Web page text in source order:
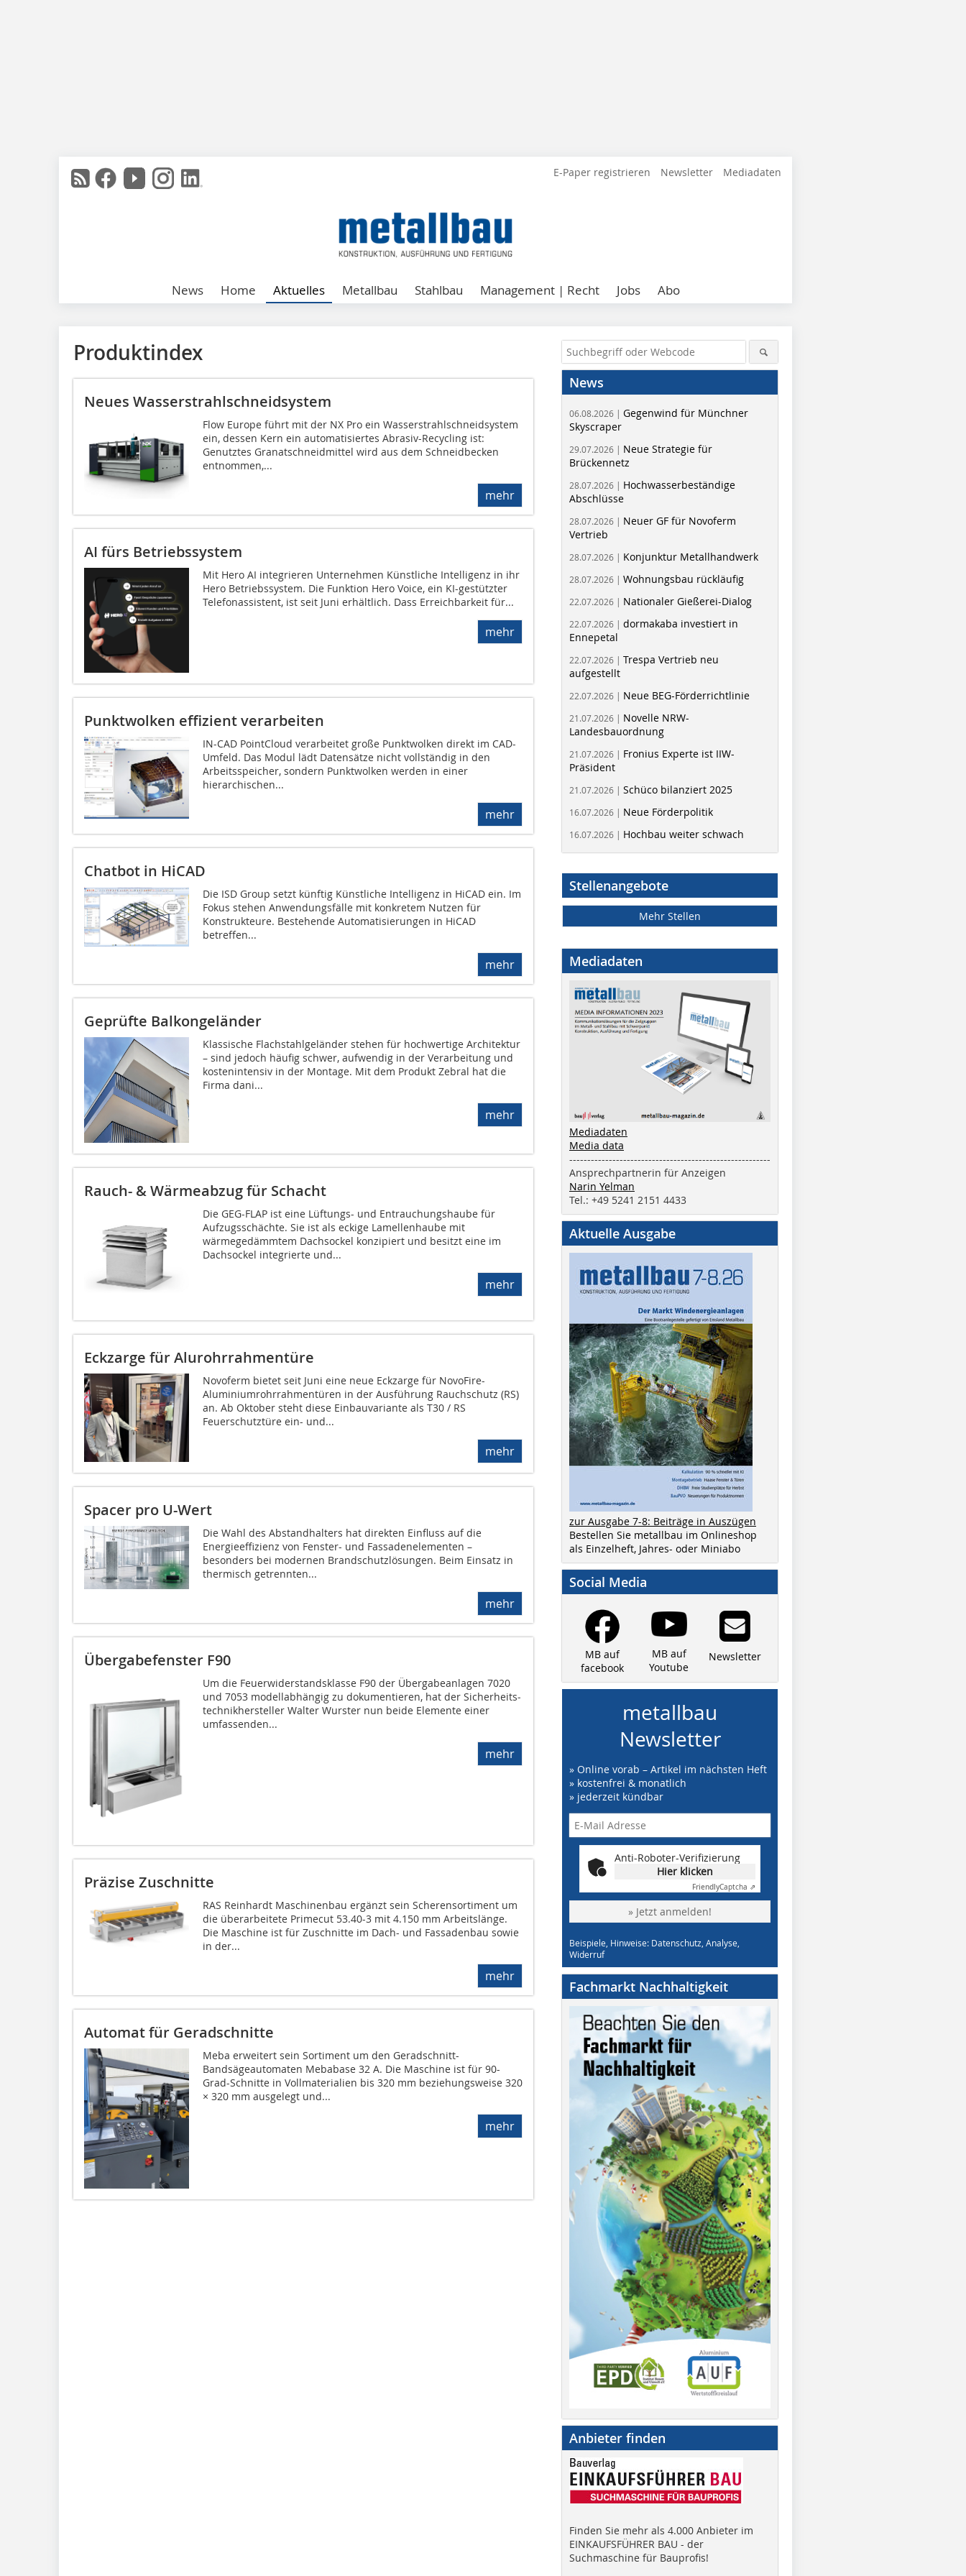
E-Paper registrieren Newsletter Mediadaten
News Home Aktuelles Metallbau Stahlbau Management | Recht Jobs Abo
Produktindex
Neues Wasserstrahlschneidsystem
Flow Europe führt mit der NX Pro ein Wasserstrahlschneidsystem
ein, dessen Kern ein automatisiertes Abrasiv-Recycling ist:
Genutztes Granatschneidmittel wird aus dem Schneidbecken
entnommen,...
mehr
AI fürs Betriebssystem
Mit Hero AI integrieren Unternehmen Künstliche Intelligenz in ihr
Hero Betriebssystem. Die Funktion Hero Voice, ein KI-gestützter
Telefonassistent, ist seit Juni erhältlich. Dass Erreichbarkeit für...
mehr
Punktwolken effizient verarbeiten
IN-CAD PointCloud verarbeitet große Punktwolken direkt im CAD-
Umfeld. Das Modul lädt Datensätze nicht vollständig in den
Arbeitsspeicher, sondern Punktwolken werden in einer
hierarchischen...
mehr
Chatbot in HiCAD
Die ISD Group setzt künftig Künstliche Intelligenz in HiCAD ein. Im
Fokus stehen Anwendungsfälle mit konkretem Nutzen für
Konstrukteure. Bestehende Automatisierungen in HiCAD
betreffen...
mehr
Geprüfte Balkongeländer
Klassische Flachstahlgeländer stehen für hochwertige Architektur
– sind jedoch häufig schwer, aufwendig in der Verarbeitung und
kostenintensiv in der Montage. Mit dem Produkt Zebral hat die
Firma dani...
mehr
Rauch- & Wärmeabzug für Schacht
Die GEG-FLAP ist eine Lüftungs- und Entrauchungshaube für
Aufzugsschächte. Sie ist als eckige Lamellenhaube mit
wärmegedämmtem Dachsockel konzipiert und besitzt eine im
Dachsockel integrierte und...
mehr
Eckzarge für Alurohrrahmentüre
Novoferm bietet seit Juni eine neue Eckzarge für NovoFire-
Aluminiumrohrrahmentüren in der Ausführung Rauchschutz (RS)
an. Ab Oktober steht diese Einbauvariante als T30 / RS
Feuerschutztüre ein- und...
mehr
Spacer pro U-Wert
Die Wahl des Abstandhalters hat direkten Einfluss auf die
Energieeffizienz von Fenster- und Fassadenelementen –
besonders bei modernen Brandschutzlösungen. Beim Einsatz in
thermisch getrennten...
mehr
Übergabefenster F90
Um die Feuerwider­standsklasse F90 der Übergabeanlagen 7020
und 7053 modellabhängig zu dokumentieren, hat der Sicherheits­
technikhersteller Walter Wurster nun beide Elemente einer
umfassenden...
mehr
Präzise Zuschnitte
RAS Reinhardt Maschinenbau ergänzt sein Scherensortiment um
die überarbeitete Primecut 53.40-3 mit 4.150 mm Arbeitslänge.
Die Maschine ist für Zuschnitte im Dach- und Fassadenbau sowie
in der...
mehr
Automat für Geradschnitte
Meba erweitert sein Sortiment um den Geradschnitt-
Bandsägeautomaten Mebabase 32 A. Die Maschine ist für 90-
Grad-Schnitte in Vollmaterialien bis 320 mm beziehungsweise 320
× 320 mm ausgelegt und...
mehr
News
06.08.2026 | Gegenwind für Münchner
Skyscraper
29.07.2026 | Neue Strategie für
Brückennetz
28.07.2026 | Hochwasserbeständige
Abschlüsse
28.07.2026 | Neuer GF für Novoferm
Vertrieb
28.07.2026 | Konjunktur Metallhandwerk
28.07.2026 | Wohnungsbau rückläufig
22.07.2026 | Nationaler Gießerei-Dialog
22.07.2026 | dormakaba investiert in
Ennepetal
22.07.2026 | Trespa Vertrieb neu
aufgestellt
22.07.2026 | Neue BEG-Förderrichtlinie
21.07.2026 | Novelle NRW-
Landesbauordnung
21.07.2026 | Fronius Experte ist IIW-
Präsident
21.07.2026 | Schüco bilanziert 2025
16.07.2026 | Neue Förderpolitik
16.07.2026 | Hochbau weiter schwach
Stellenangebote
Mehr Stellen
Mediadaten
Mediadaten
Media data
--------------------------------------------------------
Ansprechpartnerin für Anzeigen
Narin Yelman
Tel.: +49 5241 2151 4433
Aktuelle Ausgabe
zur Ausgabe 7-8: Beiträge in Auszügen
Bestellen Sie metallbau im Onlineshop
als Einzelheft, Jahres- oder Miniabo
Social Media
MB auf
facebook
MB auf
Youtube
Newsletter
metallbau
Newsletter
» Online vorab – Artikel im nächsten Heft
» kostenfrei & monatlich
» jederzeit kündbar
Anti-Roboter-Verifizierung
Hier klicken
FriendlyCaptcha ⇗
» Jetzt anmelden!
Beispiele, Hinweise: Datenschutz, Analyse,
Widerruf
Fachmarkt Nachhaltigkeit
Anbieter finden
Finden Sie mehr als 4.000 Anbieter im
EINKAUFSFÜHRER BAU - der
Suchmaschine für Bauprofis!